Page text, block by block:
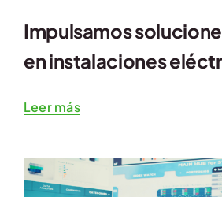
Impulsamos
en instalaciones
Leer más